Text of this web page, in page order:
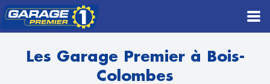
Les Garage Premier à Bois-
Colombes